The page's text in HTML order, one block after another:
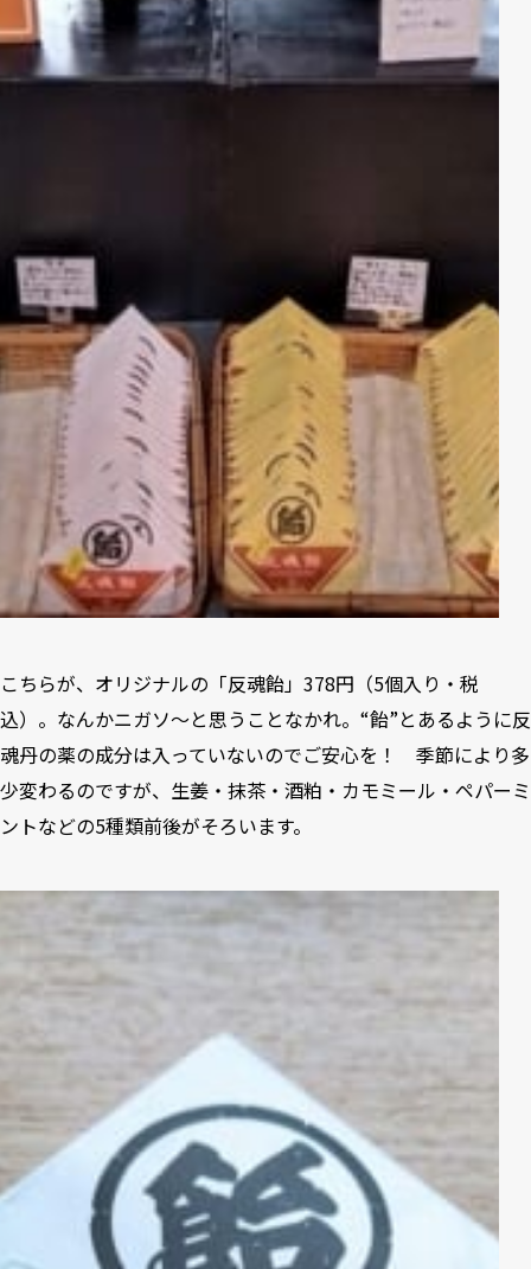
こちらが、オリジナルの「反魂飴」378円（5個入り・税
込）。なんかニガソ～と思うことなかれ。“飴”とあるように反
魂丹の薬の成分は入っていないのでご安心を！ 季節により多
少変わるのですが、生姜・抹茶・酒粕・カモミール・ペパーミ
ントなどの5種類前後がそろいます。